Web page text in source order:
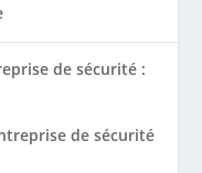
de sécurité :